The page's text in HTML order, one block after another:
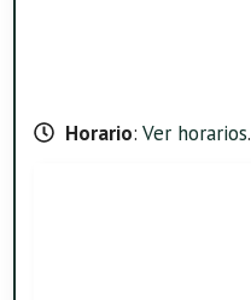
Horario: Ver horarios.